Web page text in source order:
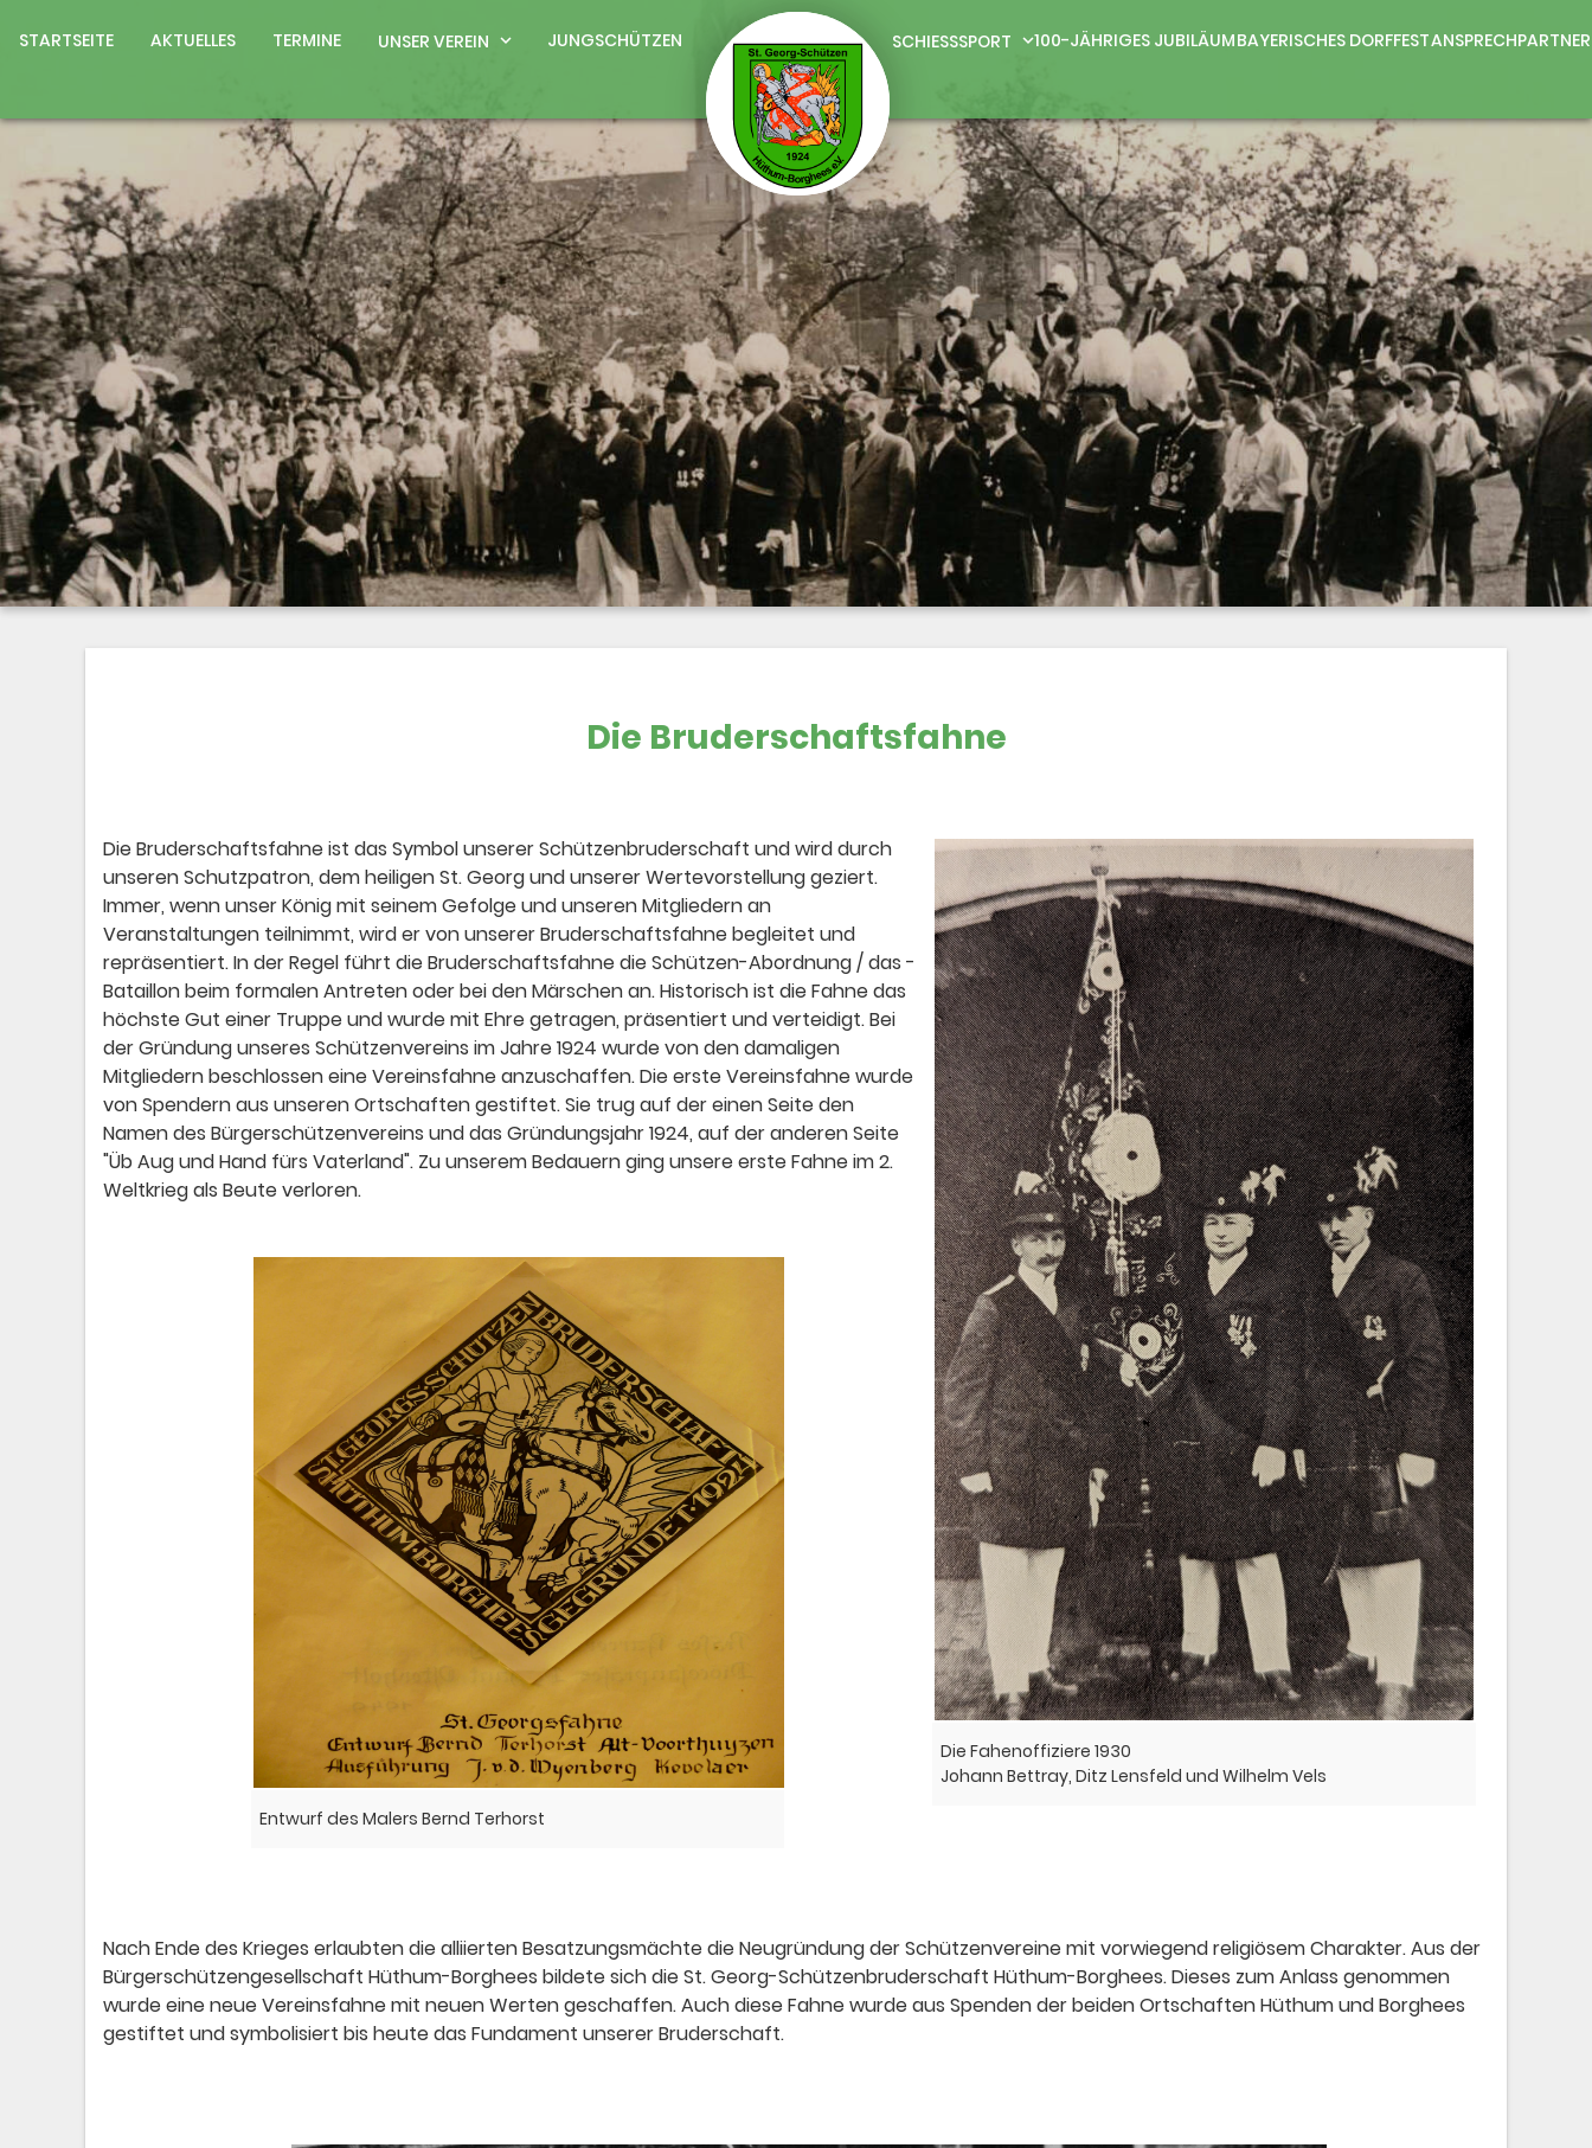
STARTSEITE AKTUELLES TERMINE UNSER VEREIN expand_more JUNGSCHÜTZEN SCHIESSSPORT expand_more100-JÄHRIGES JUBILÄUMBAYERISCHES DORFFESTANSPRECHPARTNER
Die Bruderschaftsfahne​
Die Fahenoffiziere 1930
Johann Bettray, Ditz Lensfeld und Wilhelm Vels
Die Bruderschaftsfahne ist das Symbol unserer Schützenbruderschaft und wird durch
unseren Schutzpatron, dem heiligen St. Georg und unserer Wertevorstellung geziert.
Immer, wenn unser König mit seinem Gefolge und unseren Mitgliedern an
Veranstaltungen teilnimmt, wird er von unserer Bruderschaftsfahne begleitet und
repräsentiert. In der Regel führt die Bruderschaftsfahne die Schützen-Abordnung / das -
Bataillon beim formalen Antreten oder bei den Märschen an. Historisch ist die Fahne das
höchste Gut einer Truppe und wurde mit Ehre getragen, präsentiert und verteidigt. Bei
der Gründung unseres Schützenvereins im Jahre 1924 wurde von den damaligen
Mitgliedern beschlossen eine Vereinsfahne anzuschaffen. Die erste Vereinsfahne wurde
von Spendern aus unseren Ortschaften gestiftet. Sie trug auf der einen Seite den
Namen des Bürgerschützenvereins und das Gründungsjahr 1924, auf der anderen Seite
"Üb Aug und Hand fürs Vaterland". Zu unserem Bedauern ging unsere erste Fahne im 2.
Weltkrieg als Beute verloren.
Entwurf des Malers Bernd Terhorst
Nach Ende des Krieges erlaubten die alliierten Besatzungsmächte die Neugründung der Schützenvereine mit vorwiegend religiösem Charakter. Aus der
Bürgerschützengesellschaft Hüthum-Borghees bildete sich die St. Georg-Schützenbruderschaft Hüthum-Borghees. Dieses zum Anlass genommen
wurde eine neue Vereinsfahne mit neuen Werten geschaffen. Auch diese Fahne wurde aus Spenden der beiden Ortschaften Hüthum und Borghees
gestiftet und symbolisiert bis heute das Fundament unserer Bruderschaft.